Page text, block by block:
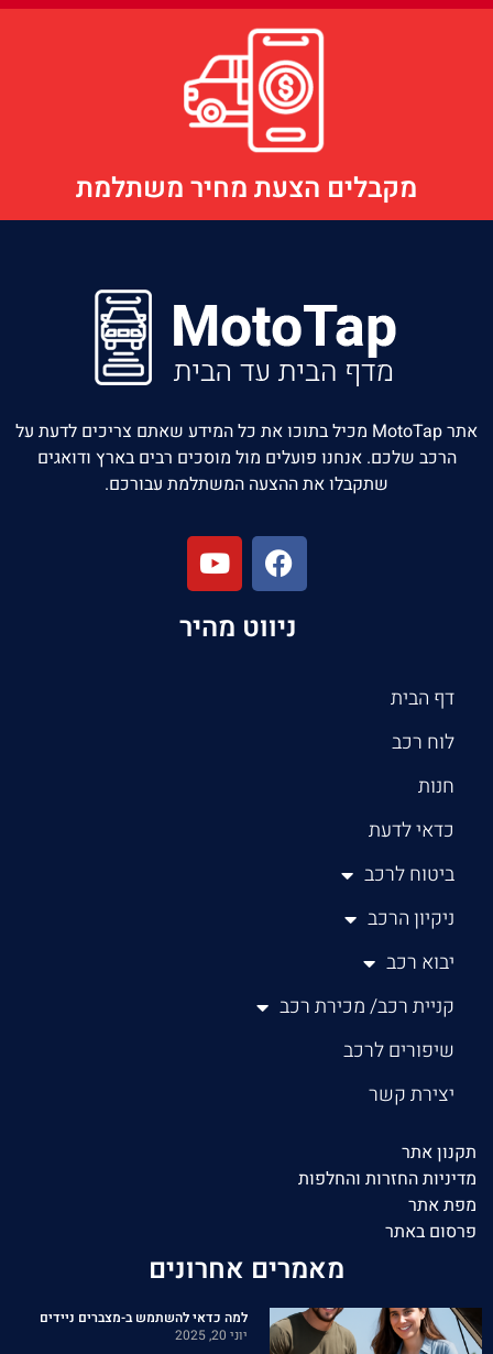
מקבלים הצעת מחיר משתלמת
אתר MotoTap מכיל בתוכו את כל המידע שאתם צריכים לדעת על
הרכב שלכם. אנחנו פועלים מול מוסכים רבים בארץ ודואגים
שתקבלו את ההצעה המשתלמת עבורכם.
ניווט מהיר
דף הבית
לוח רכב
חנות
כדאי לדעת
ביטוח לרכב
ניקיון הרכב
יבוא רכב
קניית רכב/ מכירת רכב
שיפורים לרכב
יצירת קשר
תקנון אתר
מדיניות החזרות והחלפות
מפת אתר
פרסום באתר
מאמרים אחרונים
למה כדאי להשתמש ב-מצברים ניידים
יוני 20, 2025